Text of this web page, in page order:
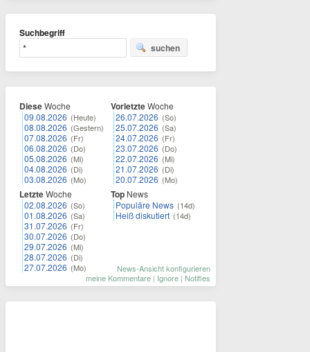
Suchbegriff
suchen
DieseWoche
09.08.2026 (Heute)
08.08.2026 (Gestern)
07.08.2026 (Fr)
06.08.2026 (Do)
05.08.2026 (Mi)
04.08.2026 (Di)
03.08.2026 (Mo)
LetzteWoche
02.08.2026 (So)
01.08.2026 (Sa)
31.07.2026 (Fr)
30.07.2026 (Do)
29.07.2026 (Mi)
28.07.2026 (Di)
27.07.2026 (Mo)
VorletzteWoche
26.07.2026 (So)
25.07.2026 (Sa)
24.07.2026 (Fr)
23.07.2026 (Do)
22.07.2026 (Mi)
21.07.2026 (Di)
20.07.2026 (Mo)
Top News
Populäre News (14d)
Heiß diskutiert (14d)
News-Ansicht konfigurieren
meine Kommentare | Ignore | Notifies